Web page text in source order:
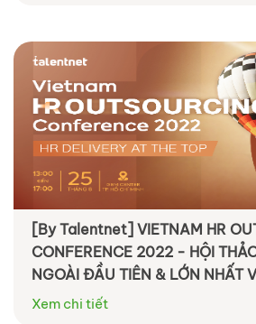
[By Talentnet] VIETNAM HR
CONFERENCE 2022 - HỘI
NGOÀI ĐẦU TIÊN & LỚN NHẤT
Xem chi tiết